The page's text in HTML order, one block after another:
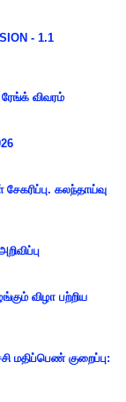
- 1.1
விவரம்
கலந்தாய்வு
விழா பற்றிய
மதிப்பெண் குறைப்பு: